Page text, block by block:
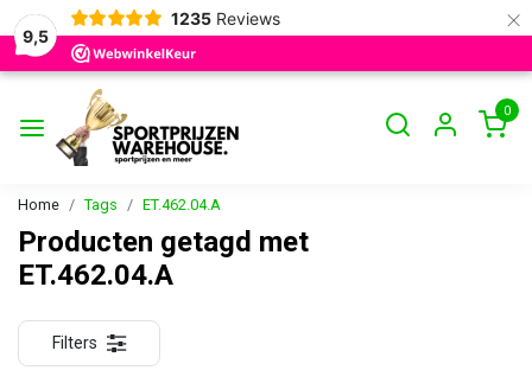
9,5
1235 Reviews ×
0
Home Tags ET.462.04.A
Producten getagd met
ET.462.04.A
Filters